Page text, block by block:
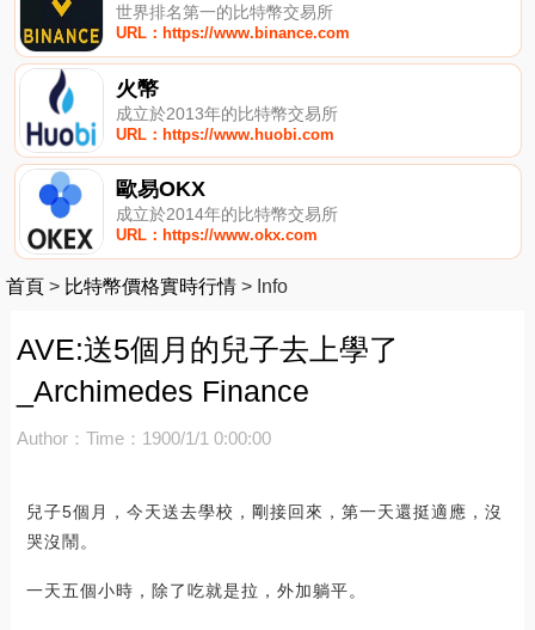
世界排名第一的比特幣交易所
URL：https://www.binance.com
火幣
成立於2013年的比特幣交易所
URL：https://www.huobi.com
歐易OKX
成立於2014年的比特幣交易所
URL：https://www.okx.com
首頁 > 比特幣價格實時行情 > Info
AVE:送5個月的兒子去上學了
_Archimedes Finance
Author： Time：1900/1/1 0:00:00
兒子5個月，今天送去學校，剛接回來，第一天還挺適應，沒
哭沒鬧。
一天五個小時，除了吃就是拉，外加躺平。